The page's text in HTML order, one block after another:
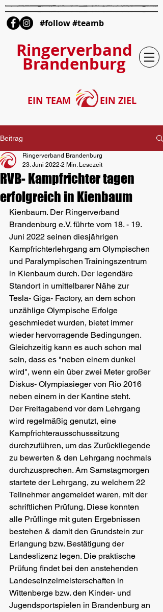
#follow #teamb
Ringerverband
Brandenburg
EIN TEAM EIN ZIEL
Beitrag
RVB- Kampfrichter tagen
erfolgreich in Kienbaum
Ringerverband Brandenburg
23. Juni 2022 2 Min. Lesezeit
Kienbaum. Der Ringerverband
Brandenburg e.V. führte vom 18. - 19.
Juni 2022 seinen diesjährigen
Kampfrichterlehrgang am Olympischen
und Paralympischen Trainingszentrum
in Kienbaum durch. Der legendäre
Standort in umittelbarer Nähe zur
Tesla- Giga- Factory, an dem schon
unzählige Olympische Erfolge
geschmiedet wurden, bietet immer
wieder hervorragende Bedingungen.
Gleichzeitig kann es auch schon mal
sein, dass es "neben einem dunkel
wird", wenn ein über zwei Meter großer
Diskus- Olympiasieger von Rio 2016
neben einem in der Kantine steht.
Der Freitagabend vor dem Lehrgang
wird regelmäßig genutzt, eine
Kampfrichterausschusssitzung
durchzuführen, um das Zurückliegende
zu bewerten & den Lehrgang nochmals
durchzusprechen. Am Samstagmorgen
startete der Lehrgang, zu welchem 22
Teilnehmer angemeldet waren, mit der
schriftlichen Prüfung. Diese konnten
alle Prüflinge mit guten Ergebnissen
bestehen & damit den Grundstein zur
Erlangung bzw. Bestätigung der
Landeslizenz legen. Die praktische
Prüfung findet bei den anstehenden
Landeseinzelmeisterschaften in
Wittenberge bzw. den Kinder- und
Jugendsportspielen in Brandenburg an